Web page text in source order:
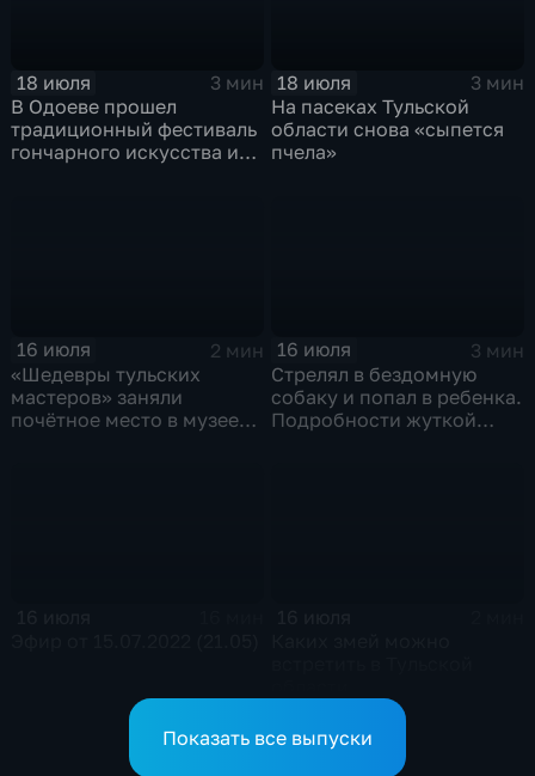
18 июля
3 мин
В Одоеве прошел
традиционный фестиваль
гончарного искусства и
18 июля
3 мин
На пасеках Тульской
области снова «сыпется
пчела»
16 июля
2 мин
«Шедевры тульских
мастеров» заняли
почётное место в музее
16 июля
3 мин
Стрелял в бездомную
собаку и попал в ребенка.
Подробности жуткой
Показать все выпуски